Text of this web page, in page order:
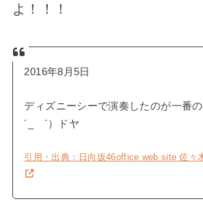
よ！！！
2016年8月5日
ディズニーシーで演奏したのが一番
´_ゝ`）ドヤ
引用・出典：日向坂46office web site 佐々